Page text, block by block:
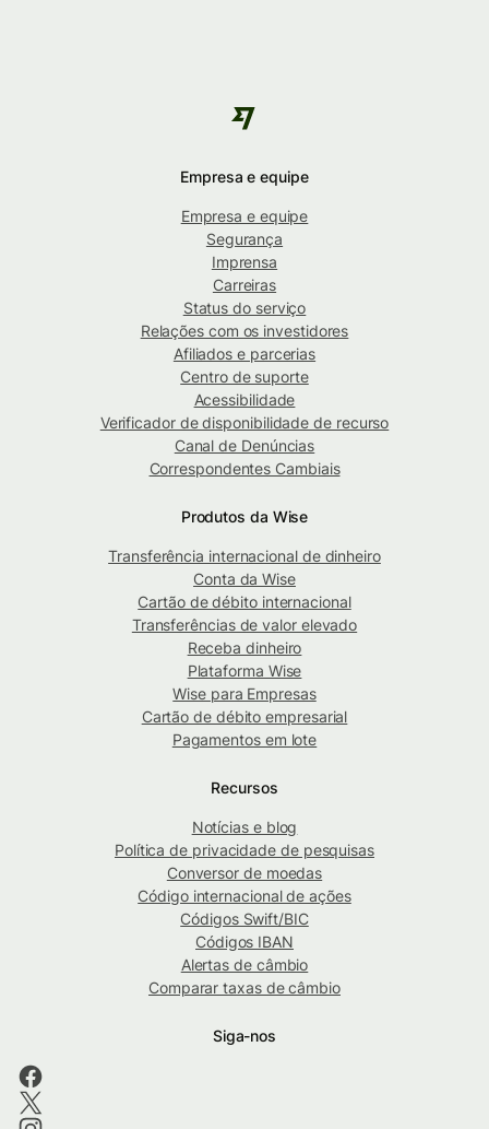
Empresa e equipe
Empresa e equipe
Segurança
Imprensa
Carreiras
Status do serviço
Relações com os investidores
Afiliados e parcerias
Centro de suporte
Acessibilidade
Verificador de disponibilidade de recurso
Canal de Denúncias
Correspondentes Cambiais
Produtos da Wise
Transferência internacional de dinheiro
Conta da Wise
Cartão de débito internacional
Transferências de valor elevado
Receba dinheiro
Plataforma Wise
Wise para Empresas
Cartão de débito empresarial
Pagamentos em lote
Recursos
Notícias e blog
Política de privacidade de pesquisas
Conversor de moedas
Código internacional de ações
Códigos Swift/BIC
Códigos IBAN
Alertas de câmbio
Comparar taxas de câmbio
Siga-nos